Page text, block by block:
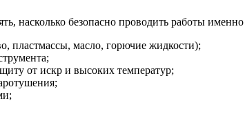
насколько безопасно проводить работы
пластмассы, масло, горючие жидкости);
от искр и высоких температур;